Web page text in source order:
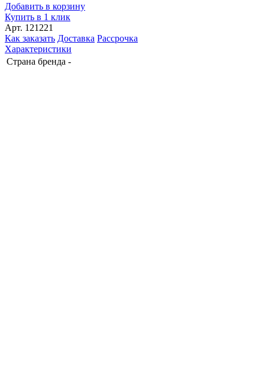
Добавить в корзину
Купить в 1 клик
Арт. 121221
Как заказать Доставка Рассрочка
Характеристики
Страна бренда -